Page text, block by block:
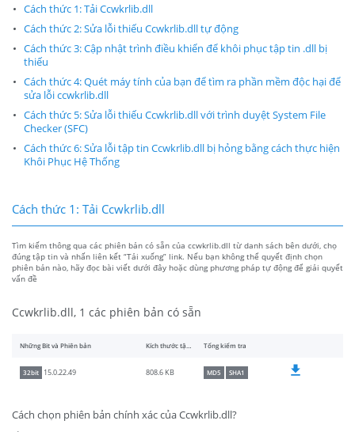
Cách thức 1: Tải Ccwkrlib.dll
Cách thức 2: Sửa lỗi thiếu Ccwkrlib.dll tự động
Cách thức 3: Cập nhật trình điều khiển để khôi phục tập tin .dll bị
thiếu
Cách thức 4: Quét máy tính của bạn để tìm ra phần mềm độc hại để
sửa lỗi ccwkrlib.dll
Cách thức 5: Sửa lỗi thiếu Ccwkrlib.dll với trình duyệt System File
Checker (SFC)
Cách thức 6: Sửa lỗi tập tin Ccwkrlib.dll bị hỏng bằng cách thực hiện
Khôi Phục Hệ Thống
Cách thức 1: Tải Ccwkrlib.dll
Tìm kiếm thông qua các phiên bản có sẵn của ccwkrlib.dll từ danh sách bên dưới, chọ
đúng tập tin và nhấn liên kết “Tải xuống” link. Nếu bạn không thể quyết định chọn
phiên bản nào, hãy đọc bài viết dưới đây hoặc dùng phương pháp tự động để giải quyết
vấn đề
Ccwkrlib.dll, 1 các phiên bản có sẵn
Những Bit và Phiên bản Kích thước tập tin Tổng kiểm tra
32bit 15.0.22.49 808.6 KB MD5 SHA1
Cách chọn phiên bản chính xác của Ccwkrlib.dll?